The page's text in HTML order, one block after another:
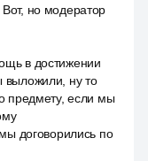
но модератор
в достижении
выложили, ну то
предмету, если мы
договорились по